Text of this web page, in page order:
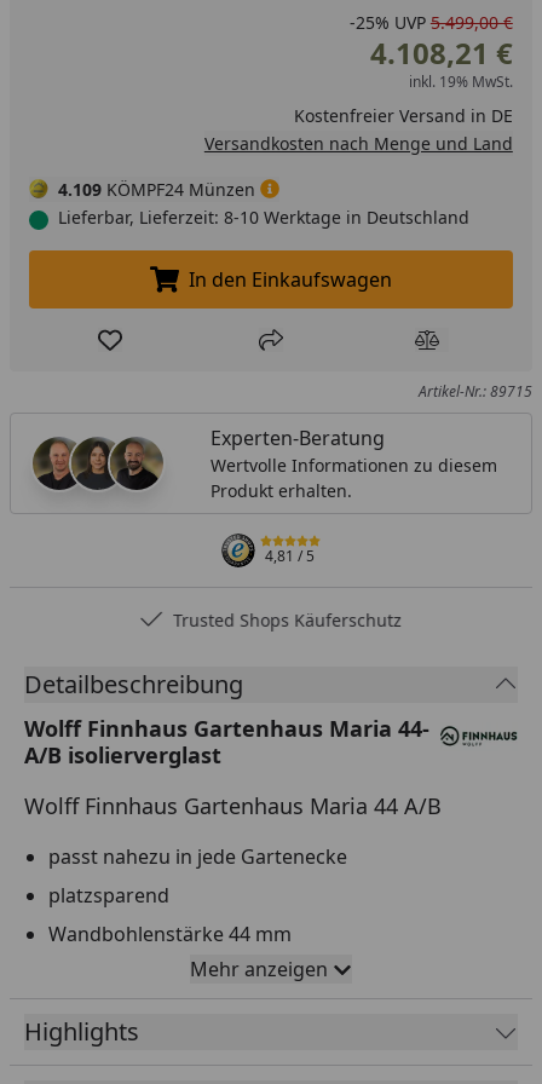
-25% UVP 5.499,00 €
4.108,21 €
inkl. 19% MwSt.
Kostenfreier Versand in DE
Versandkosten nach Menge und Land
4.109 KÖMPF24 Münzen
Lieferbar, Lieferzeit: 8-10 Werktage in Deutschland
In den Einkaufswagen legen
In den Einkaufswagen
Produkt zur Wunschliste hinzufügen
Teilen Produkt
Artikel-Nr.: 89715
Experten-Beratung
Wertvolle Informationen zu diesem
Produkt erhalten.
4,81/ 5
Trusted Shops Käuferschutz
Detailbeschreibung
Wolff Finnhaus Gartenhaus Maria 44-
A/B isolierverglast
Wolff Finnhaus Gartenhaus Maria 44 A/B
passt nahezu in jede Gartenecke
platzsparend
Wandbohlenstärke 44 mm
verglaste Doppeltür
isolierverglaste Tür und Fenster
Mehr anzeigen
Highlights